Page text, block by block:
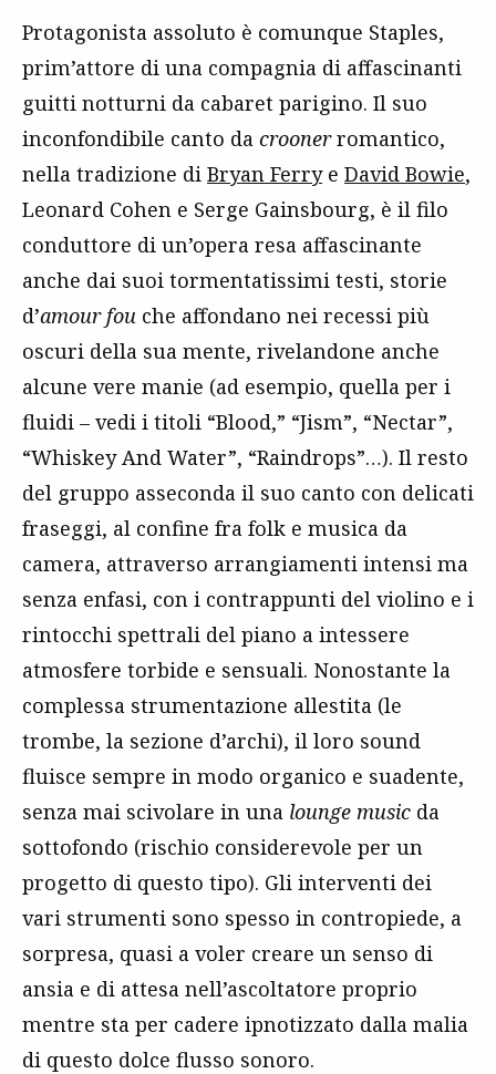
Protagonista assoluto è comunque Staples,
prim’attore di una compagnia di affascinanti
guitti notturni da cabaret parigino. Il suo
inconfondibile canto da croonerromantico,
nella tradizione di Bryan Ferrye David Bowie,
Leonard Cohen e Serge Gainsbourg, è il filo
conduttore di un’opera resa affascinante
anche dai suoi tormentatissimi testi, storie
d’amour fou che affondano nei recessi più
oscuri della sua mente, rivelandone anche
alcune vere manie (ad esempio, quella per i
fluidi – vedi i titoli “Blood,” “Jism”, “Nectar”,
“Whiskey And Water”, “Raindrops”…). Il resto
del gruppo asseconda il suo canto con delicati
fraseggi, al confine fra folk e musica da
camera, attraverso arrangiamenti intensi ma
senza enfasi, con i contrappunti del violino e i
rintocchi spettrali del piano a intessere
atmosfere torbide e sensuali. Nonostante la
complessa strumentazione allestita (le
trombe, la sezione d’archi), il loro sound
fluisce sempre in modo organico e suadente,
senza mai scivolare in una lounge music da
sottofondo (rischio considerevole per un
progetto di questo tipo). Gli interventi dei
vari strumenti sono spesso in contropiede, a
sorpresa, quasi a voler creare un senso di
ansia e di attesa nell’ascoltatore proprio
mentre sta per cadere ipnotizzato dalla malia
di questo dolce flusso sonoro.